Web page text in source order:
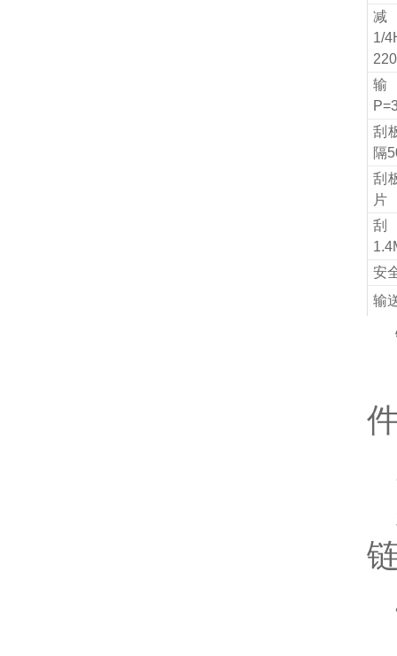
1/
刮
隔
刮
片
安
输